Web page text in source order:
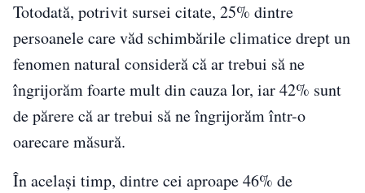
Totodată, potrivit sursei citate, 25% dintre
persoanele care văd schimbările climatice drept un
fenomen natural consideră că ar trebui să ne
îngrijorăm foarte mult din cauza lor, iar 42% sunt
de părere că ar trebui să ne îngrijorăm într-o
oarecare măsură.
În același timp, dintre cei aproape 46% de